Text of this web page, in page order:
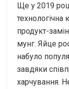
Ще у 2019
технологічна
продукт-
мунг. Яйце
набуло
завдяки
харчування.